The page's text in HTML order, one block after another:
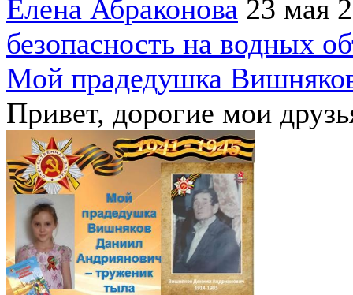
Елена Абраконова 23 мая
безопасность на водных
Мой прадедушка
Привет, дорогие мои